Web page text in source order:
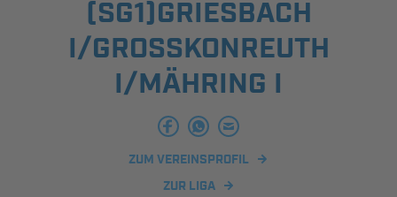
INFOTHEK SPIELPLUS
(SG1)GRIESBACH
I/GROSSKONREUTH I
/MÄHRING I
ZUM VEREINSPROFIL
ZUR LIGA